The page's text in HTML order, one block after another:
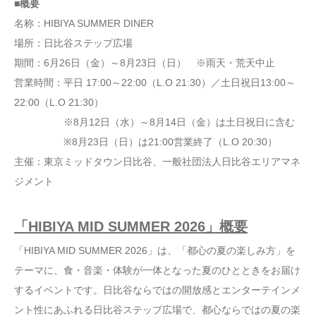
■概要
名称：HIBIYA SUMMER DINER
場所：日比谷ステップ広場
期間：6月26日（金）～8月23日（日） ※雨天・荒天中止
営業時間：平日 17:00～22:00（L.O 21:30）／土日祝日13:00～
22:00（L.O 21:30）
※8月12日（水）～8月14日（金）は土日祝日に含む
※8月23日（日）は21:00営業終了（L.O 20:30）
主催：東京ミッドタウン日比谷、一般社団法人日比谷エリアマネ
ジメント
「HIBIYA MID SUMMER 2026」概要
「HIBIYA MID SUMMER 2026」は、「都心の夏の楽しみ方」を
テーマに、食・音楽・体験が一体となった夏のひとときをお届け
するイベントです。日比谷ならではの開放感とエンターテインメ
ント性にあふれる日比谷ステップ広場で、都心ならではの夏の楽